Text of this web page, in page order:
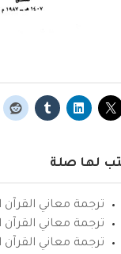
لها صلة
ترجمة معاني القرآن
ترجمة معاني القرآن
ترجمة معاني